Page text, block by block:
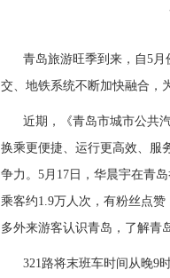
青岛旅游旺季到来，自5
交、地铁系统不断加快融合，
近期，《青岛市城市公共
换乘更便捷、运行更高效、服
争力。5月17日，华晨宇在青
乘客约1.9万人次，有粉丝点
多外来游客认识青岛，了解青
321路将末班车时间从晚9